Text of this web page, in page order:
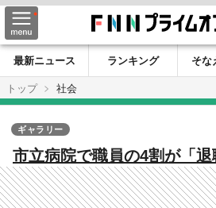
最新ニュース ランキング そな
トップ
社会
市立病院で職員の4割が「
の方針表明に「あまりに突
されたような思い」 指定
ギャラリー